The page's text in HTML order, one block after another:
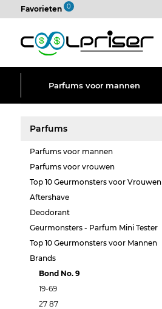
Favorieten 0
Parfums voor mannen
Parfums
Parfums voor mannen
Parfums voor vrouwen
Top 10 Geurmonsters voor Vrouwen
Aftershave
Deodorant
Geurmonsters - Parfum Mini Tester
Top 10 Geurmonsters voor Mannen
Brands
Bond No. 9
19-69
27 87